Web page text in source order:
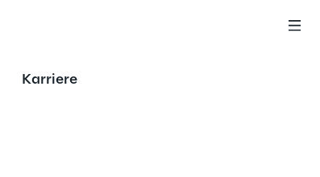
Karriere